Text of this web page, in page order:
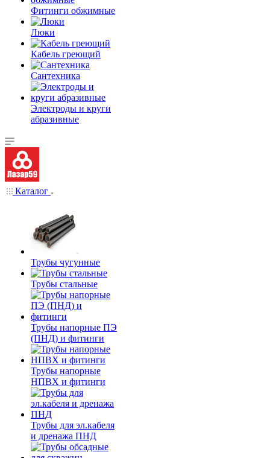
Фитинги обжимные
Люки
Кабель греющий
Сантехника
Электроды и круги
абразивные
Каталог
Трубы чугунные
Трубы стальные
Трубы напорные ПЭ
(ПНД) и фитинги
Трубы напорные
НПВХ и фитинги
Трубы для эл.кабеля
и дренажа ПНД